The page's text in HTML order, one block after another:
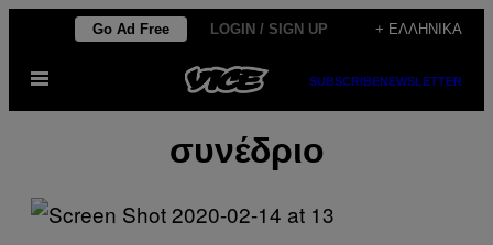
Μετάβαση
περιεχόμενο
Go Ad Free LOGIN / SIGN UP + ΕΛΛΗΝΙΚΆ
Ανοίξτε
μενού
SUBSCRIBENEWSLETTER
συνέδριο